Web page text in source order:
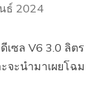
ธ์ 2024
ซล V6 3.0 ลิตร
จะนำมาเผยโฉม